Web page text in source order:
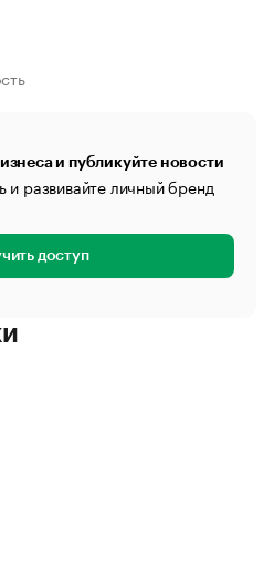
и публикуйте новости
и развивайте личный бренд
доступ